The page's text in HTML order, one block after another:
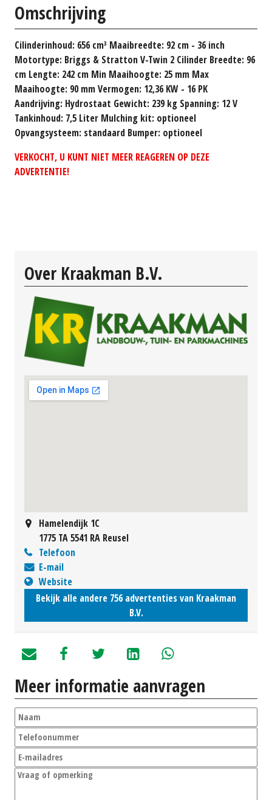
Omschrijving
Cilinderinhoud: 656 cm³ Maaibreedte: 92 cm - 36 inch
Motortype: Briggs & Stratton V-Twin 2 Cilinder Breedte: 96
cm Lengte: 242 cm Min Maaihoogte: 25 mm Max
Maaihoogte: 90 mm Vermogen: 12,36 KW - 16 PK
Aandrijving: Hydrostaat Gewicht: 239 kg Spanning: 12 V
Tankinhoud: 7,5 Liter Mulching kit: optioneel
Opvangsysteem: standaard Bumper: optioneel
VERKOCHT, U KUNT NIET MEER REAGEREN OP DEZE
ADVERTENTIE!
Over Kraakman B.V.
Hamelendijk 1C
1775 TA 5541 RA Reusel
Telefoon
E-mail
Website
Bekijk alle andere 756 advertenties van Kraakman
B.V.
Meer informatie aanvragen